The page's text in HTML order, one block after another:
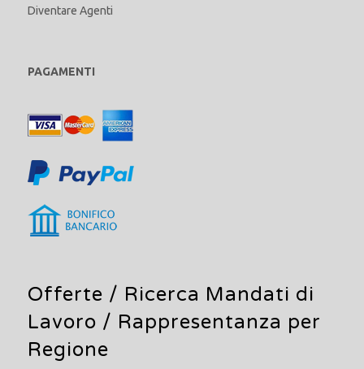
Diventare Agenti
PAGAMENTI
Offerte / Ricerca Mandati di
Lavoro / Rappresentanza per
Regione